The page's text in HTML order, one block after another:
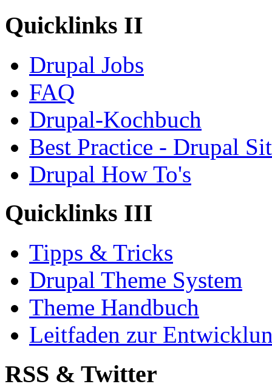
Quicklinks II
Drupal Jobs
FAQ
Drupal-Kochbuch
Best Practice - Drupal
Drupal How To's
Quicklinks III
Tipps & Tricks
Drupal Theme System
Theme Handbuch
Leitfaden zur
RSS & Twitter